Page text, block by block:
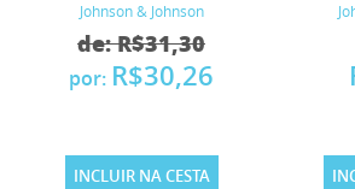
Johnson & Johnson
de: R$31,30
por: R$30,26
INCLUIR NA CESTA